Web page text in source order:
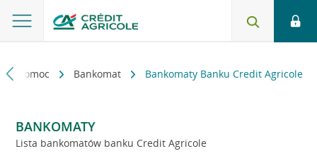
i pomoc Bankomat Bankomaty Banku Credit Agricole
BANKOMATY
Lista bankomatów banku Credit Agricole